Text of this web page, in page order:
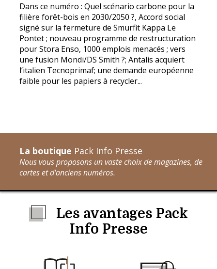
Dans ce numéro : Quel scénario carbone pour la
filière forêt-bois en 2030/2050 ?, Accord social
signé sur la fermeture de Smurfit Kappa Le
Pontet ; nouveau programme de restructuration
pour Stora Enso, 1000 emplois menacés ; vers
une fusion Mondi/DS Smith ?; Antalis acquiert
l’italien Tecnoprimaf; une demande européenne
faible pour les papiers à recycler...
La boutique Pack Info Presse
Nous vous proposons un vaste choix de magazines, de
cartes et d'anciens numéros.
Les avantages Pack
Info Presse